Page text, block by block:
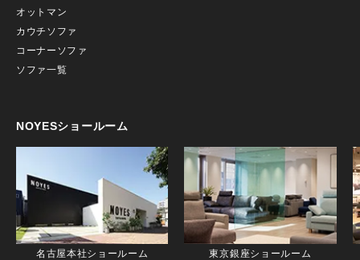
オットマン
カウチソファ
コーナーソファ
ソファ一覧
NOYESショールーム
名古屋本社ショールーム 東京銀座ショールーム